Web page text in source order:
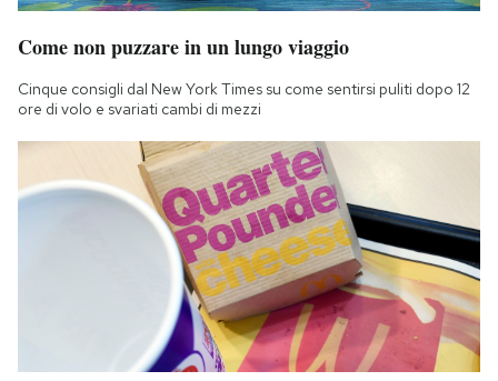
Come non puzzare in un lungo viaggio
Cinque consigli dal New York Times su come sentirsi puliti dopo 12
ore di volo e svariati cambi di mezzi